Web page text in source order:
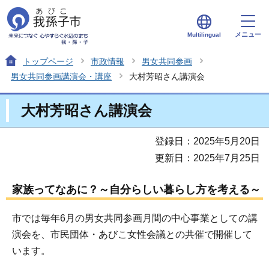
Multilingual メニュー
トップページ 市政情報
男女共同参画
男女共同参画講演会・講座
大村芳昭さん講演会
大村芳昭さん講演会
登録日：2025年5月20日
更新日：2025年7月25日
家族ってなあに？～自分らしい暮らし方を考える～
市では毎年6月の男女共同参画月間の中心事業としての講
演会を、市民団体・あびこ女性会議との共催で開催して
います。